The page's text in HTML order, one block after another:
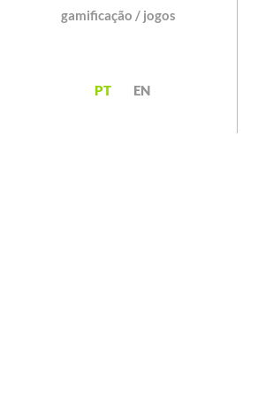
gamificação / jogos
PT EN